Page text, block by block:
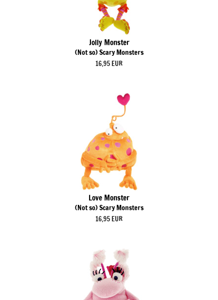
Jolly Monster
(Not so) Scary Monsters
16,95 EUR
Love Monster
(Not so) Scary Monsters
16,95 EUR